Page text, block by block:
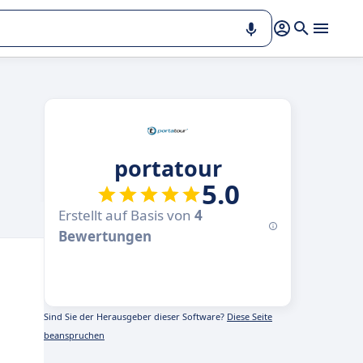
portatour
5.0
Erstellt auf Basis von 4
Bewertungen
Sind Sie der Herausgeber dieser Software? Diese Seite
beanspruchen